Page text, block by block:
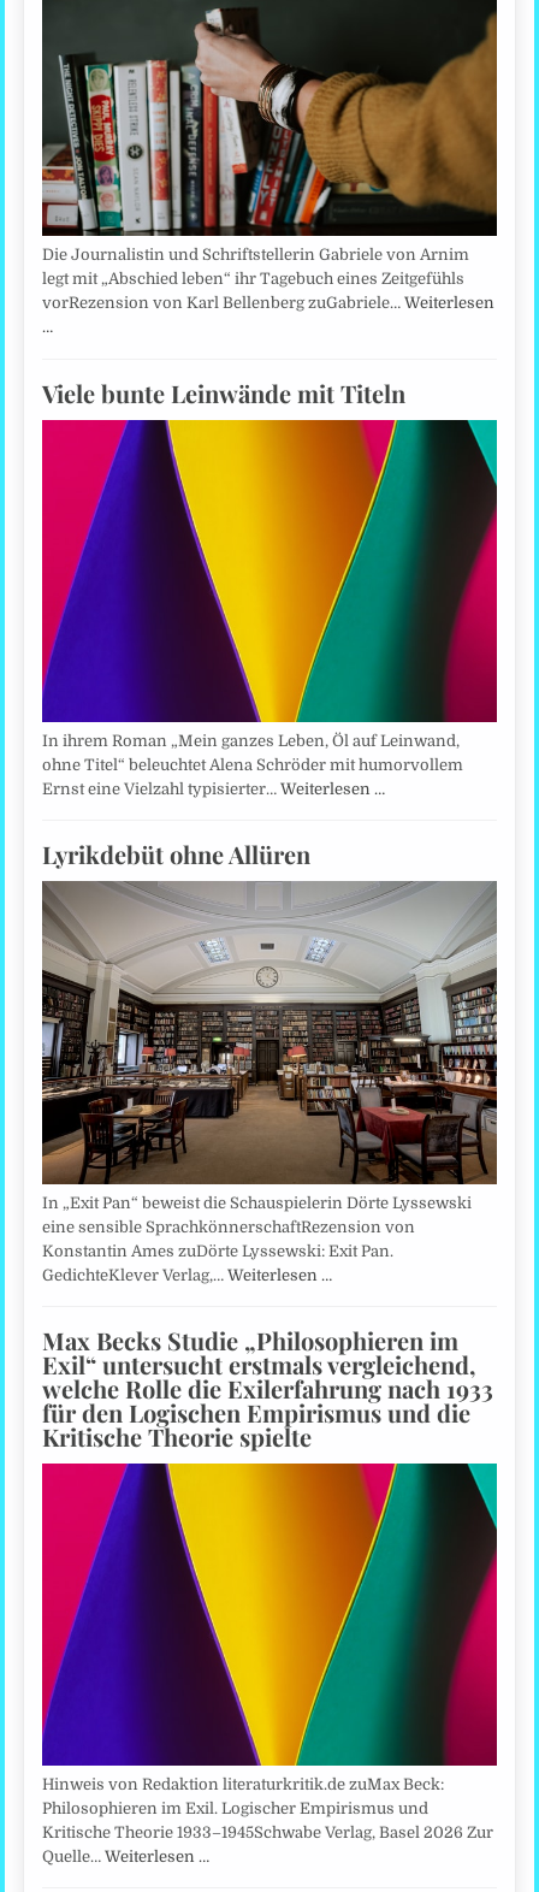
Die Journalistin und Schriftstellerin Gabriele von Arnim
legt mit „Abschied leben“ ihr Tagebuch eines Zeitgefühls
vorRezension von Karl Bellenberg zuGabriele…Weiterlesen
…
Viele bunte Leinwände mit Titeln
In ihrem Roman „Mein ganzes Leben, Öl auf Leinwand,
ohne Titel“ beleuchtet Alena Schröder mit humorvollem
Ernst eine Vielzahl typisierter…Weiterlesen …
Lyrikdebüt ohne Allüren
In „Exit Pan“ beweist die Schauspielerin Dörte Lyssewski
eine sensible SprachkönnerschaftRezension von
Konstantin Ames zuDörte Lyssewski: Exit Pan.
GedichteKlever Verlag,…Weiterlesen …
Max Becks Studie „Philosophieren im
Exil“ untersucht erstmals vergleichend,
welche Rolle die Exilerfahrung nach 1933
für den Logischen Empirismus und die
Kritische Theorie spielte
Hinweis von Redaktion literaturkritik.de zuMax Beck:
Philosophieren im Exil. Logischer Empirismus und
Kritische Theorie 1933–1945Schwabe Verlag, Basel 2026 Zur
Quelle…Weiterlesen …